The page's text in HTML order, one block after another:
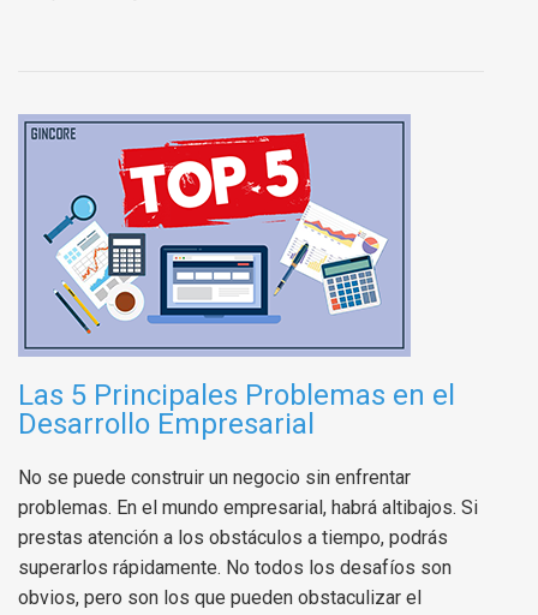
Las 5 Principales Problemas en el
Desarrollo Empresarial
No se puede construir un negocio sin enfrentar
problemas. En el mundo empresarial, habrá altibajos. Si
prestas atención a los obstáculos a tiempo, podrás
superarlos rápidamente. No todos los desafíos son
obvios, pero son los que pueden obstaculizar el